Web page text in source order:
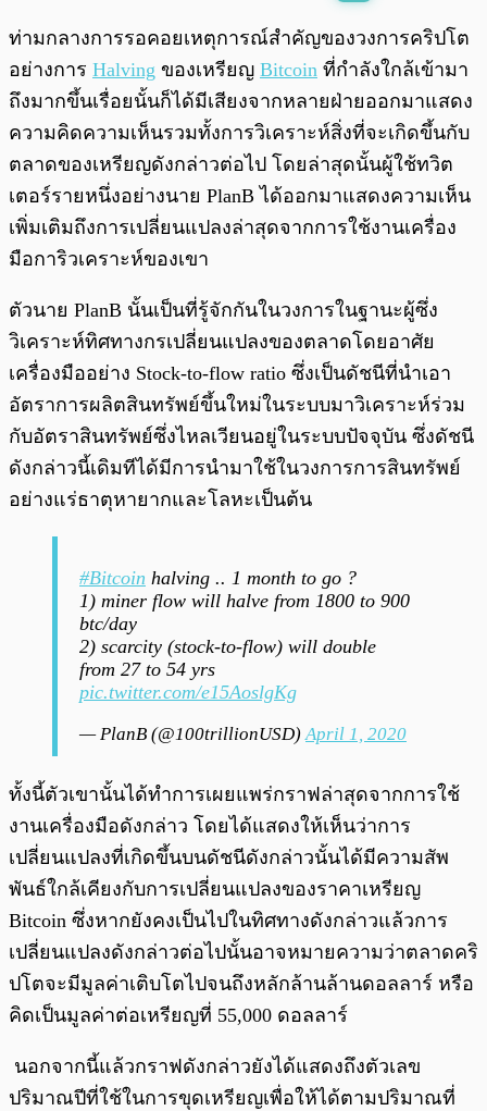
0:00
ท่ามกลางการรอคอยเหตุการณ์สำคัญของวงการคริปโต
อย่างการ Halving ของเหรียญ Bitcoin ที่กำลังใกล้เข้ามา
ถึงมากขึ้นเรื่อยนั้นก็ได้มีเสียงจากหลายฝ่ายออกมาแสดง
ความคิดความเห็นรวมทั้งการวิเคราะห์สิ่งที่จะเกิดขึ้นกับ
ตลาดของเหรียญดังกล่าวต่อไป โดยล่าสุดนั้นผู้ใช้ทวิต
เตอร์รายหนึ่งอย่างนาย PlanB ได้ออกมาแสดงความเห็น
เพิ่มเติมถึงการเปลี่ยนแปลงล่าสุดจากการใช้งานเครื่อง
มือการิวเคราะห์ของเขา
ตัวนาย PlanB นั้นเป็นที่รู้จักกันในวงการในฐานะผู้ซึ่ง
วิเคราะห์ทิศทางกรเปลี่ยนแปลงของตลาดโดยอาศัย
เครื่องมืออย่าง Stock-to-flow ratio ซึ่งเป็นดัชนีที่นำเอา
อัตราการผลิตสินทรัพย์ขึ้นใหม่ในระบบมาวิเคราะห์ร่วม
กับอัตราสินทรัพย์ซึ่งไหลเวียนอยู่ในระบบปัจจุบัน ซึ่งดัชนี
ดังกล่าวนี้เดิมทีได้มีการนำมาใช้ในวงการการสินทรัพย์
อย่างแร่ธาตุหายากและโลหะเป็นต้น
#Bitcoin halving .. 1 month to go ?
1) miner flow will halve from 1800 to 900
btc/day
2) scarcity (stock-to-flow) will double
from 27 to 54 yrs
pic.twitter.com/e15AoslgKg
— PlanB (@100trillionUSD)April 1, 2020
ทั้งนี้ตัวเขานั้นได้ทำการเผยแพร่กราฟล่าสุดจากการใช้
งานเครื่องมือดังกล่าว โดยได้แสดงให้เห็นว่าการ
เปลี่ยนแปลงที่เกิดขึ้นบนดัชนีดังกล่าวนั้นได้มีความสัพ
พันธ์ใกล้เคียงกับการเปลี่ยนแปลงของราคาเหรียญ
Bitcoin ซึ่งหากยังคงเป็นไปในทิศทางดังกล่าวแล้วการ
เปลี่ยนแปลงดังกล่าวต่อไปนั้นอาจหมายความว่าตลาดคริ
ปโตจะมีมูลค่าเติบโตไปจนถึงหลักล้านล้านดอลลาร์ หรือ
คิดเป็นมูลค่าต่อเหรียญที่ 55,000 ดอลลาร์
นอกจากนี้แล้วกราฟดังกล่าวยังได้แสดงถึงตัวเลข
ปริมาณปีที่ใช้ในการขุดเหรียญเพื่อให้ได้ตามปริมาณที่